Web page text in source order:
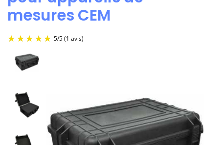
mesures CEM